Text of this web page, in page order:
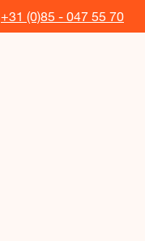
+31 (0)85 - 047 55 70